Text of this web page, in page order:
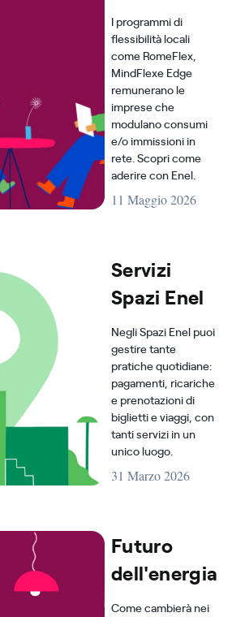
I programmi di
flessibilità locali
come RomeFlex,
MindFlexe Edge
remunerano le
imprese che
modulano consumi
e/o immissioni in
rete. Scopri come
aderire con Enel.
11 Maggio 2026
Servizi
Spazi Enel
Negli Spazi Enel puoi
gestire tante
pratiche quotidiane:
pagamenti, ricariche
e prenotazioni di
biglietti e viaggi, con
tanti servizi in un
unico luogo.
31 Marzo 2026
Futuro
dell'energia
Come cambierà nei